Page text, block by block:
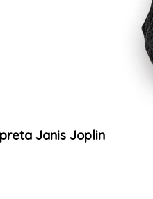
Janis Joplin